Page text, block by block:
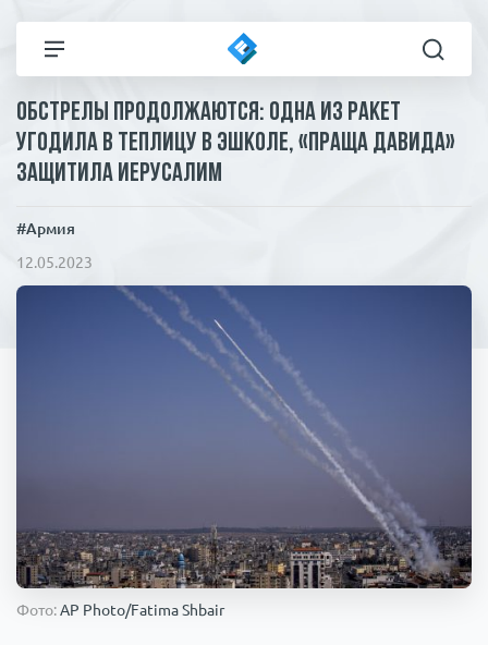
Все новости
Политика
Экономика
Армия
Технологии
ЧП И КРИМИНАЛ
1000 мелочей
Обстрелы продолжаются: одна из ракет
угодила в теплицу в Эшколе, «Праща Давида»
защитила Иерусалим
#Армия
12.05.2023
Фото:AP Photo/Fatima Shbair